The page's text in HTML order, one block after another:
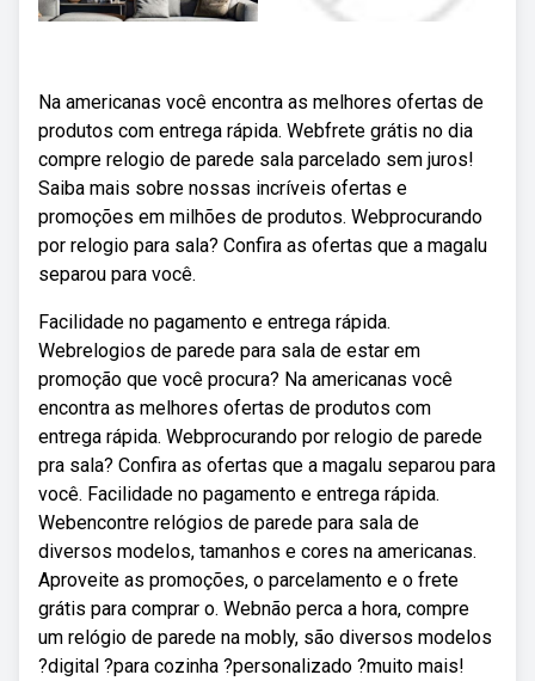
Na americanas você encontra as melhores ofertas de
produtos com entrega rápida. Webfrete grátis no dia
compre relogio de parede sala parcelado sem juros!
Saiba mais sobre nossas incríveis ofertas e
promoções em milhões de produtos. Webprocurando
por relogio para sala? Confira as ofertas que a magalu
separou para você.
Facilidade no pagamento e entrega rápida.
Webrelogios de parede para sala de estar em
promoção que você procura? Na americanas você
encontra as melhores ofertas de produtos com
entrega rápida. Webprocurando por relogio de parede
pra sala? Confira as ofertas que a magalu separou para
você. Facilidade no pagamento e entrega rápida.
Webencontre relógios de parede para sala de
diversos modelos, tamanhos e cores na americanas.
Aproveite as promoções, o parcelamento e o frete
grátis para comprar o. Webnão perca a hora, compre
um relógio de parede na mobly, são diversos modelos
?digital ?para cozinha ?personalizado ?muito mais!